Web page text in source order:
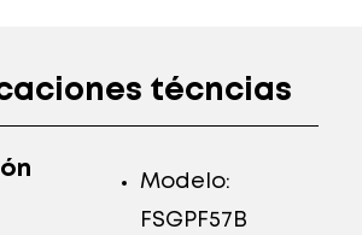
técncias
Modelo:
FSGPF57B